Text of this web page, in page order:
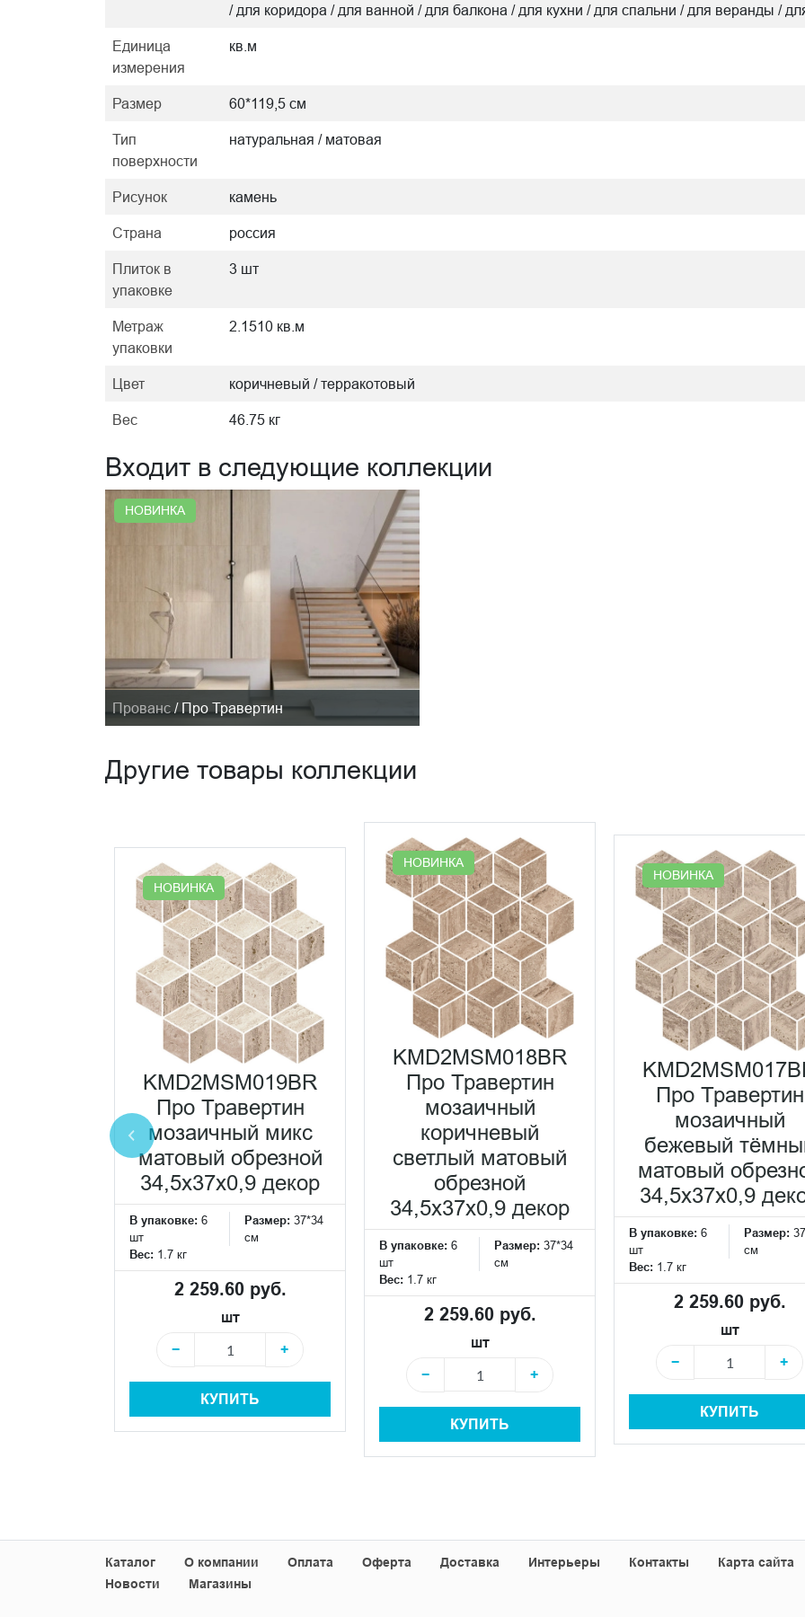
/ для коридора / для ванной / для балкона / для кухни / для спальни / для веранды /
Единица
измерения
кв.м
Размер 60*119,5 см
Тип
поверхности
натуральная / матовая
Рисунок камень
Страна россия
Плиток в
упаковке
3 шт
Метраж
упаковки
2.1510 кв.м
Цвет коричневый / терракотовый
Вес 46.75 кг
Входит в следующие коллекции
НОВИНКА
Прованс / Про Травертин
Другие товары коллекции
НОВИНКА
KMD2MSM019BR
Про Травертин
мозаичный микс
матовый обрезной
34,5x37x0,9 декор
В упаковке: 6
шт
Размер: 37*34
см
Вес: 1.7 кг
2 259.60 руб.
шт
−
+
КУПИТЬ
НОВИНКА
KMD2MSM018BR
Про Травертин
мозаичный
коричневый
светлый матовый
обрезной
34,5x37x0,9 декор
В упаковке: 6
шт
Размер: 37*34
см
Вес: 1.7 кг
2 259.60 руб.
шт
−
+
КУПИТЬ
НОВИНКА
Про Травертин
мозаичный
бежевый
матовый
34,5x37x0,9
В упаковке: 6
шт
Размер:
см
Вес: 1.7 кг
2 259.60 руб.
шт
−
+
КУПИТЬ
Каталог О компании Оплата Оферта Доставка Интерьеры Контакты
Карта сайта
Новости
Магазины